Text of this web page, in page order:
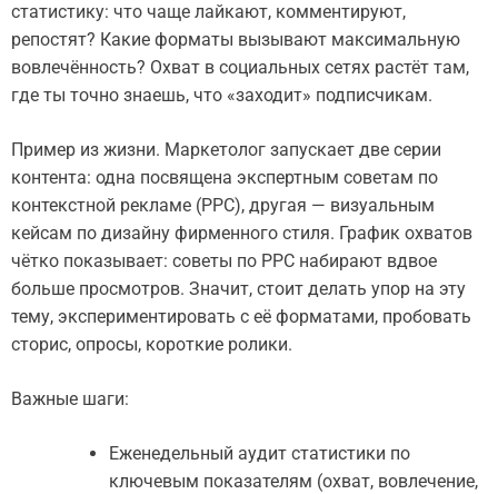
статистику: что чаще лайкают, комментируют,
репостят? Какие форматы вызывают максимальную
вовлечённость? Охват в социальных сетях растёт там,
где ты точно знаешь, что «заходит» подписчикам.
Пример из жизни. Маркетолог запускает две серии
контента: одна посвящена экспертным советам по
контекстной рекламе (PPC), другая — визуальным
кейсам по дизайну фирменного стиля. График охватов
чётко показывает: советы по PPC набирают вдвое
больше просмотров. Значит, стоит делать упор на эту
тему, экспериментировать с её форматами, пробовать
сторис, опросы, короткие ролики.
Важные шаги:
Еженедельный аудит статистики по
ключевым показателям (охват, вовлечение,